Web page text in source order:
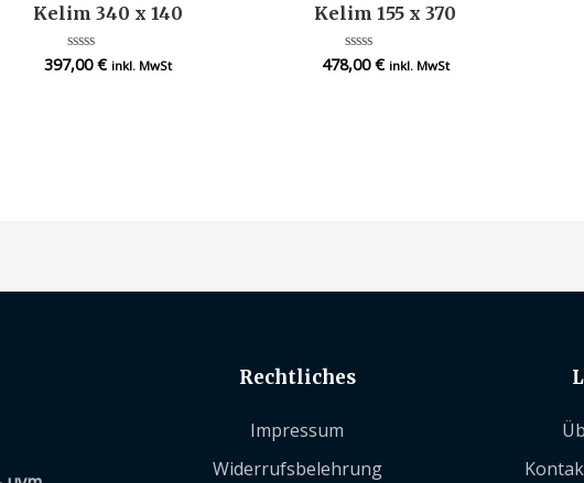
Kelim 340 x 140
Bewertet
mit
397,00€ inkl. MwSt
Kelim 155 x 370
Bewertet
mit
478,00€ inkl. MwSt
Rechtliches
Impressum
Widerrufsbelehrung